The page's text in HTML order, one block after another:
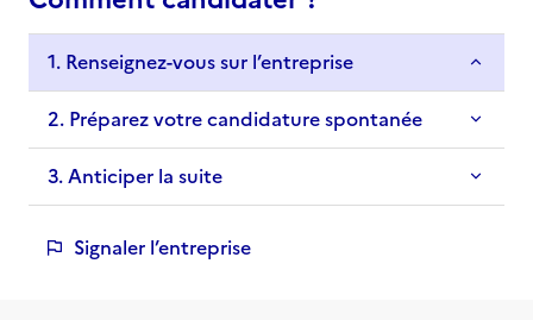
1. Renseignez-vous sur l’entreprise
2. Préparez votre candidature spontanée
3. Anticiper la suite
Signaler l’entreprise